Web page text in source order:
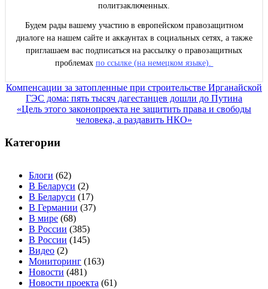
политзаключенных.
Будем рады вашему участию в европейском правозащитном
диалоге на нашем сайте и аккаунтах в социальных сетях, а также
приглашаем вас подписаться на рассылку о правозащитных
проблемах по ссылке (на немецком языке).
Навигация
по
Компенсации за затопленные при строительстве Ирганайской
ГЭС дома: пять тысяч дагестанцев дошли до Путина
«Цель этого законопроекта не защитить права и свободы
человека, а раздавить НКО»
Категории
Блоги (62)
В Беларуси (2)
В Беларуси (17)
В Германии (37)
В мире (68)
В России (385)
В России (145)
Видео (2)
Мониторинг (163)
Новости (481)
Новости проекта (61)